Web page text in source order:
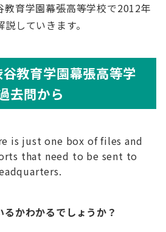
教育学園幕張高等学校で2012年
していきます。
教育学園幕張高等学
去問から
is just one box of files and
that need to be sent to
かわかるでしょうか？